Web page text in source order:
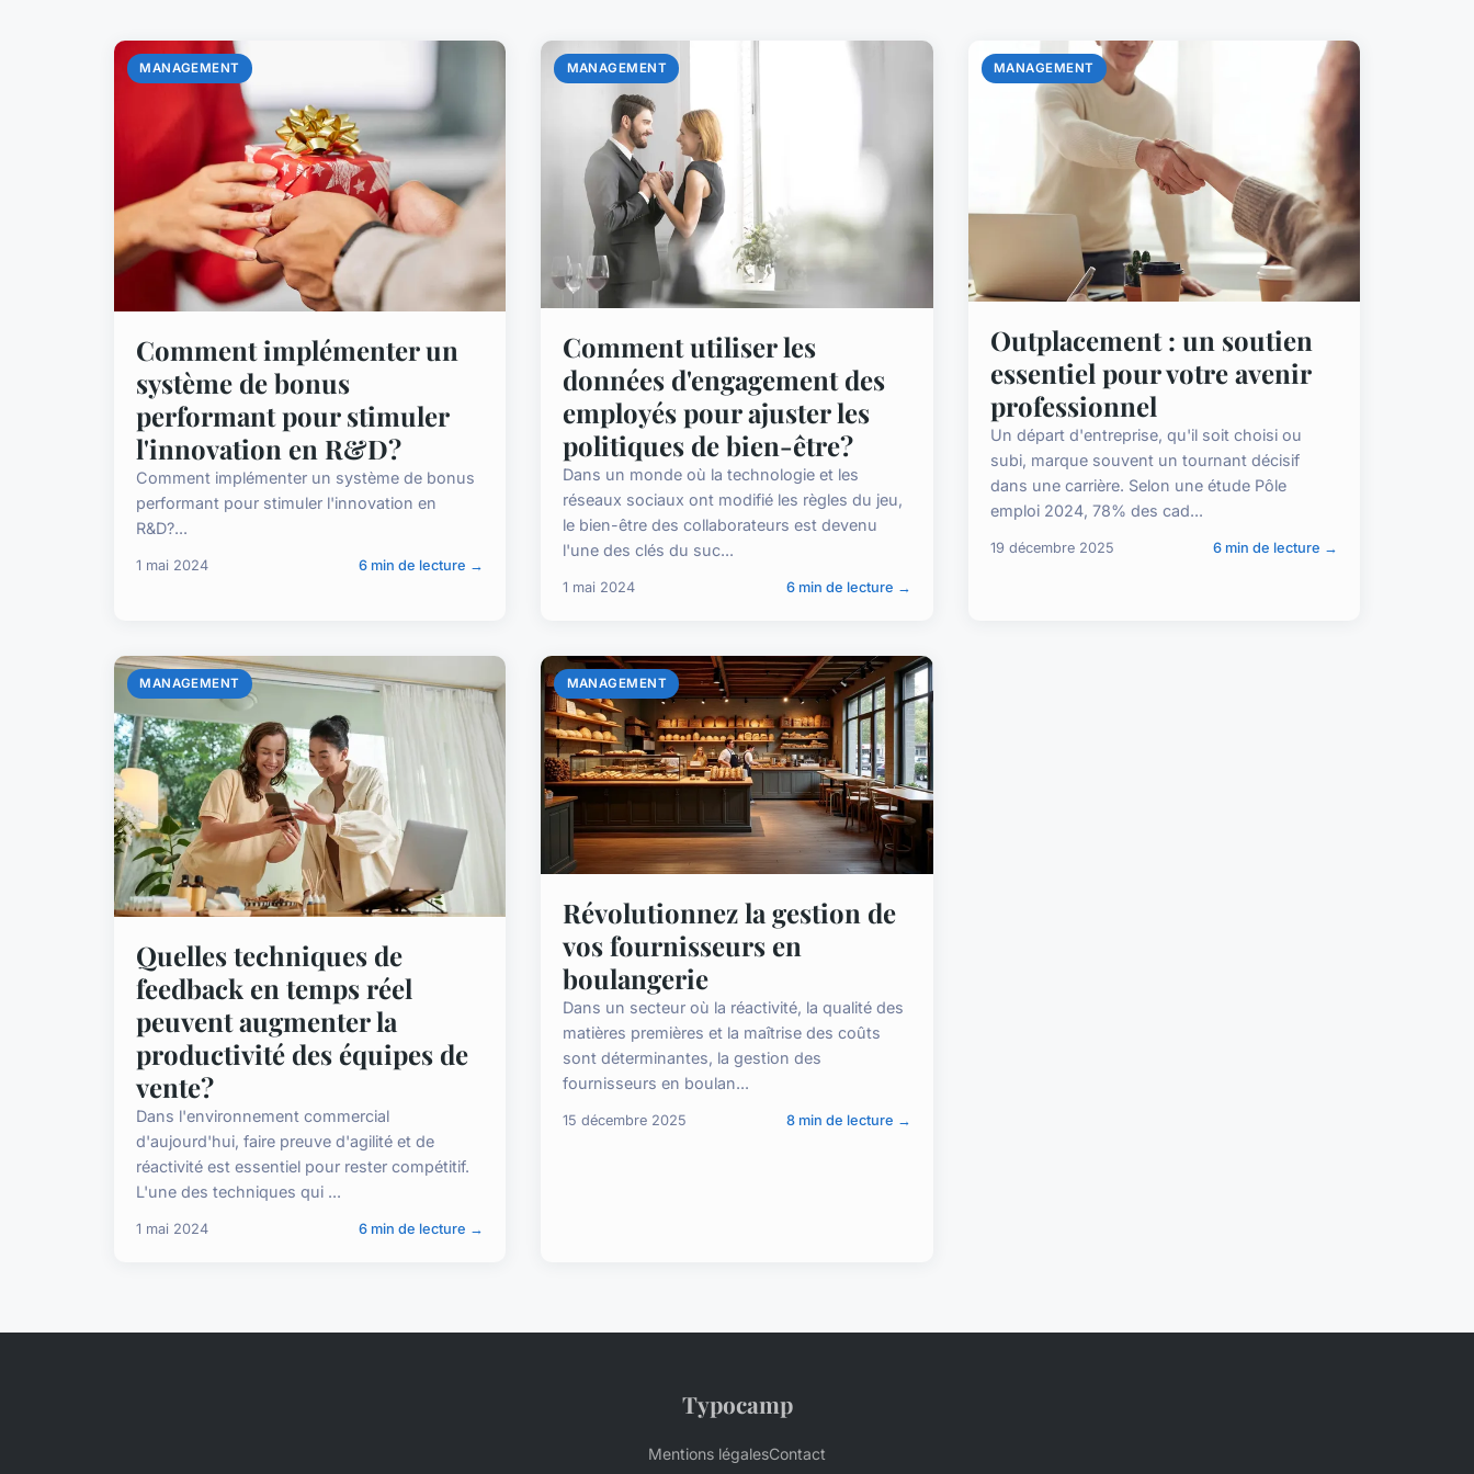
MANAGEMENT
Comment implémenter un
système de bonus
performant pour stimuler
l'innovation en R&D?
Comment implémenter un système de bonus
performant pour stimuler l'innovation en
R&D?...
1 mai 2024 6 min de lecture →
MANAGEMENT
Comment utiliser les
données d'engagement des
employés pour ajuster les
politiques de bien-être?
Dans un monde où la technologie et les
réseaux sociaux ont modifié les règles du jeu,
le bien-être des collaborateurs est devenu
l'une des clés du suc...
1 mai 2024 6 min de lecture →
MANAGEMENT
Outplacement : un soutien
essentiel pour votre avenir
professionnel
Un départ d'entreprise, qu'il soit choisi ou
subi, marque souvent un tournant décisif
dans une carrière. Selon une étude Pôle
emploi 2024, 78% des cad...
19 décembre 2025 6 min de lecture →
MANAGEMENT
Quelles techniques de
feedback en temps réel
peuvent augmenter la
productivité des équipes de
vente?
Dans l'environnement commercial
d'aujourd'hui, faire preuve d'agilité et de
réactivité est essentiel pour rester compétitif.
L'une des techniques qui ...
1 mai 2024 6 min de lecture →
MANAGEMENT
Révolutionnez la gestion de
vos fournisseurs en
boulangerie
Dans un secteur où la réactivité, la qualité des
matières premières et la maîtrise des coûts
sont déterminantes, la gestion des
fournisseurs en boulan...
15 décembre 2025 8 min de lecture →
Typocamp
Mentions légalesContact